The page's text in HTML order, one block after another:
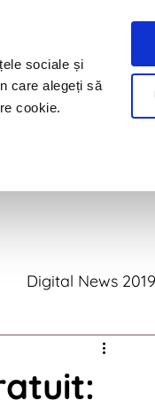
sociale și
care alegeți să
cookie.
Digital News 2019